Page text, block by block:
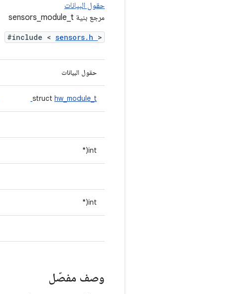
حقول البيانات
مرجع بنية sensors_module_t
#include < sensors.h >
حقول البيانات
struct hw_module_t
int(*
int(*
وصف مفصّل